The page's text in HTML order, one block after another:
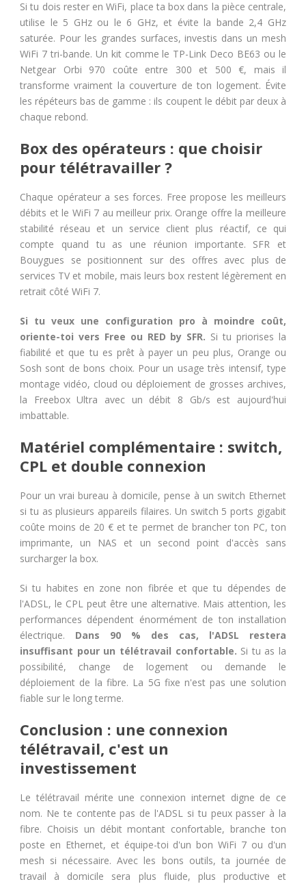
Si tu dois rester en WiFi, place ta box dans la pièce centrale,
utilise le 5 GHz ou le 6 GHz, et évite la bande 2,4 GHz
saturée. Pour les grandes surfaces, investis dans un mesh
WiFi 7 tri-bande. Un kit comme le TP-Link Deco BE63 ou le
Netgear Orbi 970 coûte entre 300 et 500 €, mais il
transforme vraiment la couverture de ton logement. Évite
les répéteurs bas de gamme : ils coupent le débit par deux à
chaque rebond.
Box des opérateurs : que choisir
pour télétravailler ?
Chaque opérateur a ses forces. Free propose les meilleurs
débits et le WiFi 7 au meilleur prix. Orange offre la meilleure
stabilité réseau et un service client plus réactif, ce qui
compte quand tu as une réunion importante. SFR et
Bouygues se positionnent sur des offres avec plus de
services TV et mobile, mais leurs box restent légèrement en
retrait côté WiFi 7.
Si tu veux une configuration pro à moindre coût,
oriente-toi vers Free ou RED by SFR. Si tu priorises la
fiabilité et que tu es prêt à payer un peu plus, Orange ou
Sosh sont de bons choix. Pour un usage très intensif, type
montage vidéo, cloud ou déploiement de grosses archives,
la Freebox Ultra avec un débit 8 Gb/s est aujourd'hui
imbattable.
Matériel complémentaire : switch,
CPL et double connexion
Pour un vrai bureau à domicile, pense à un switch Ethernet
si tu as plusieurs appareils filaires. Un switch 5 ports gigabit
coûte moins de 20 € et te permet de brancher ton PC, ton
imprimante, un NAS et un second point d'accès sans
surcharger la box.
Si tu habites en zone non fibrée et que tu dépendes de
l'ADSL, le CPL peut être une alternative. Mais attention, les
performances dépendent énormément de ton installation
électrique. Dans 90 % des cas, l'ADSL restera
insuffisant pour un télétravail confortable. Si tu as la
possibilité, change de logement ou demande le
déploiement de la fibre. La 5G fixe n'est pas une solution
fiable sur le long terme.
Conclusion : une connexion
télétravail, c'est un
investissement
Le télétravail mérite une connexion internet digne de ce
nom. Ne te contente pas de l'ADSL si tu peux passer à la
fibre. Choisis un débit montant confortable, branche ton
poste en Ethernet, et équipe-toi d'un bon WiFi 7 ou d'un
mesh si nécessaire. Avec les bons outils, ta journée de
travail à domicile sera plus fluide, plus productive et